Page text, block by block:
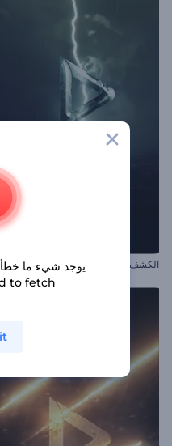
الكشف عن شعار العاصفة الغاضبة
to fetch